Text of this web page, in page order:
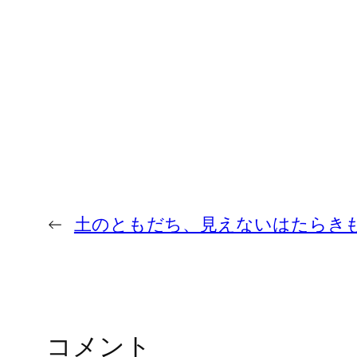
← 土のともだち、見えないはたらき
コメント